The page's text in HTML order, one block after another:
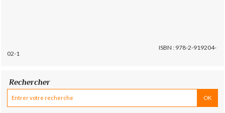
ISBN : 978-2-919204-
02-1
Rechercher